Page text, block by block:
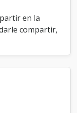
n
C
A
en la
compartir,